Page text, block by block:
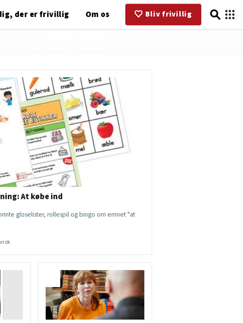
der er frivillig Om os Bliv frivillig
At købe ind
gloselister, rollespil og bingo om emnet "at